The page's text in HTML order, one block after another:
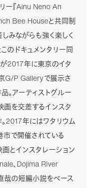
ー『Ainu Neno An
Bee Houseと共同制
みながらも強く楽しく
のドキュメンタリー同
2017年に東京のイタ
G/P Galleryで展示さ
。アーティストグルー
画を交差するインスタ
2017年にはワタリウム
で開催されている
とインスタレーション
、Dojima River
哉の短編小説をベース